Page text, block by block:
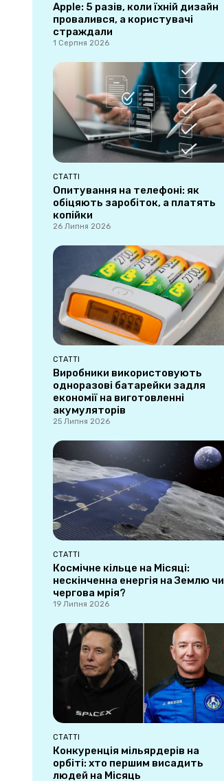
Apple: 5 разів, коли їхній дизайн
провалився, а користувачі
страждали
1 Серпня 2026
СТАТТІ
Опитування на телефоні: як
обіцяють заробіток, а платять
копійки
26 Липня 2026
СТАТТІ
Виробники використовують
одноразові батарейки задля
економії на виготовленні
акумуляторів
25 Липня 2026
СТАТТІ
Космічне кільце на Місяці:
нескінченна енергія на Землю чи
чергова мрія?
19 Липня 2026
СТАТТІ
Конкуренція мільярдерів на
орбіті: хто першим висадить
людей на Місяць